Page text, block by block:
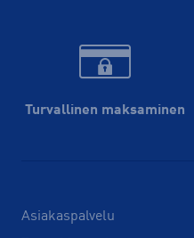
Turvallinen maksaminen
Asiakaspalvelu